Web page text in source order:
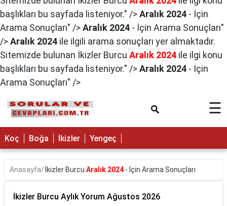
başlıkları bu sayfada listeniyor." />Aralık 2024 - İçin
Arama Sonuçları" />Aralık 2024 - İçin Arama Sonuçları"
/>Aralık 2024 ile ilgili arama sonuçları yer almaktadır.
Sitemizde bulunan İkizler Burcu Aralık 2024 ile ilgi konu
başlıkları bu sayfada listeniyor." />Aralık 2024 - İçin
Arama Sonuçları" />
×
☰
Koç Boğa İkizler Yengeç
Anasayfa İkizler Burcu Aralık 2024 - İçin Arama Sonuçları
İkizler Burcu Aylık Yorum Ağustos 2026